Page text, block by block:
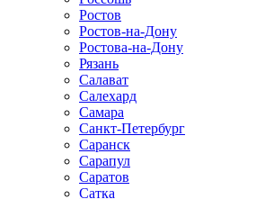
Ростов
Ростов-на-Дону
Ростова-на-Дону
Рязань
Салават
Салехард
Самара
Санкт-Петербург
Саранск
Сарапул
Саратов
Сатка